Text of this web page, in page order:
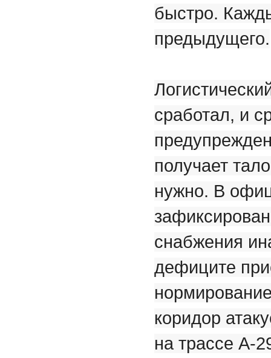
быстро.
предыдущего.
сработал, и
получает
нужно. В
снабжения
дефиците
коридор
на трассе А-